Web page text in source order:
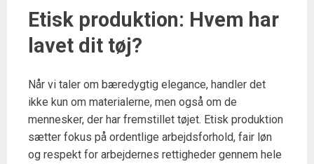
Etisk produktion: Hvem har
lavet dit tøj?
Når vi taler om bæredygtig elegance, handler det
ikke kun om materialerne, men også om de
mennesker, der har fremstillet tøjet. Etisk produktion
sætter fokus på ordentlige arbejdsforhold, fair løn
og respekt for arbejdernes rettigheder gennem hele